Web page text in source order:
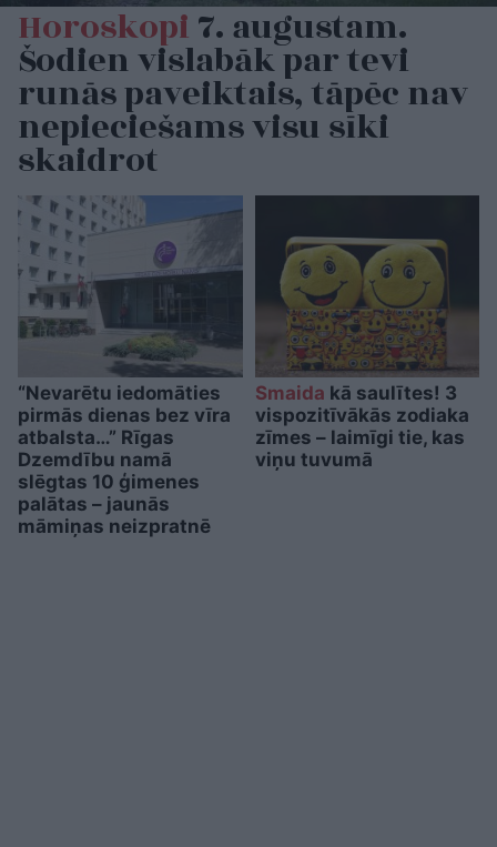
Horoskopi7. augustam.
Šodien vislabāk par tevi
runās paveiktais, tāpēc nav
nepieciešams visu sīki
skaidrot
“Nevarētu iedomāties
pirmās dienas bez vīra
atbalsta…” Rīgas
Dzemdību namā
slēgtas 10 ģimenes
palātas – jaunās
māmiņas neizpratnē
Smaida kā saulītes! 3
vispozitīvākās zodiaka
zīmes – laimīgi tie, kas
viņu tuvumā